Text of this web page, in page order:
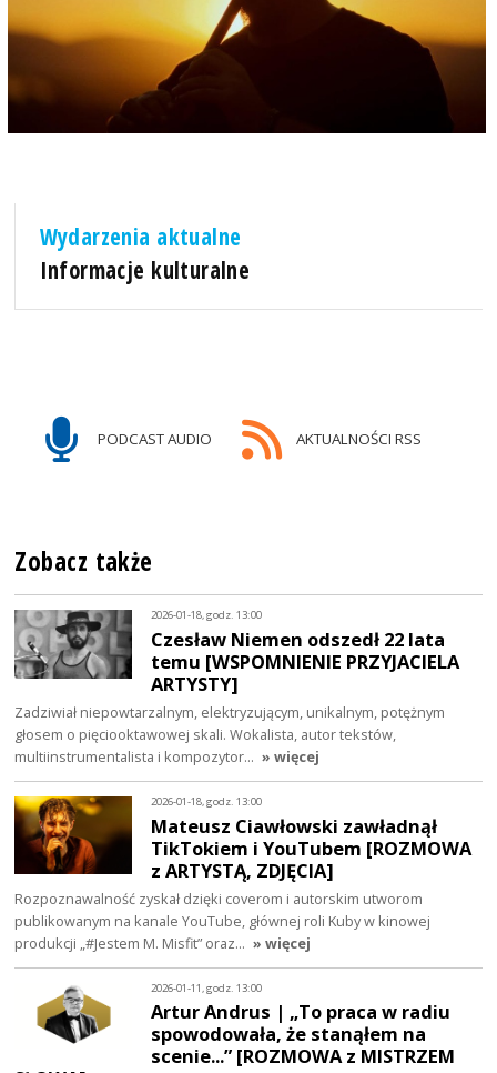
Wydarzenia aktualne
Informacje kulturalne
PODCAST AUDIO AKTUALNOŚCI RSS
Zobacz także
2026-01-18, godz. 13:00
Czesław Niemen odszedł 22 lata
temu [WSPOMNIENIE PRZYJACIELA
ARTYSTY]
Zadziwiał niepowtarzalnym, elektryzującym, unikalnym, potężnym
głosem o pięciooktawowej skali. Wokalista, autor tekstów,
multiinstrumentalista i kompozytor… » więcej
2026-01-18, godz. 13:00
Mateusz Ciawłowski zawładnął
TikTokiem i YouTubem [ROZMOWA
z ARTYSTĄ, ZDJĘCIA]
Rozpoznawalność zyskał dzięki coverom i autorskim utworom
publikowanym na kanale YouTube, głównej roli Kuby w kinowej
produkcji „#Jestem M. Misfit” oraz… » więcej
2026-01-11, godz. 13:00
Artur Andrus | „To praca w radiu
spowodowała, że stanąłem na
scenie...” [ROZMOWA z MISTRZEM